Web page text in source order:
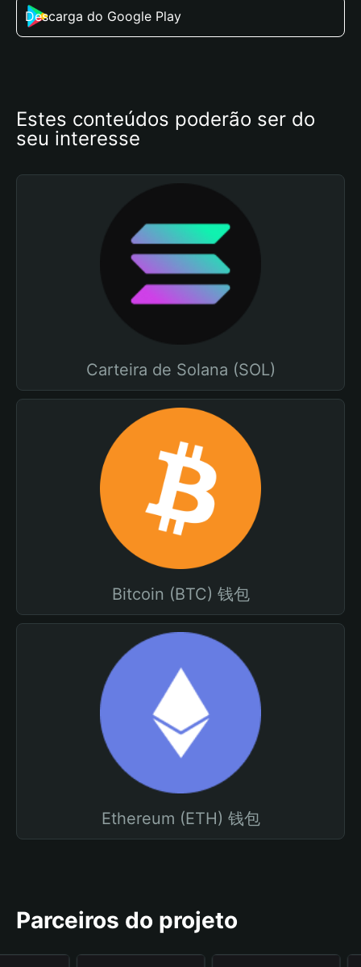
Descarga do Google Play
Estes conteúdos poderão ser do
seu interesse
Carteira de Solana (SOL)
Bitcoin (BTC) 钱包
Ethereum (ETH) 钱包
Parceiros do projeto